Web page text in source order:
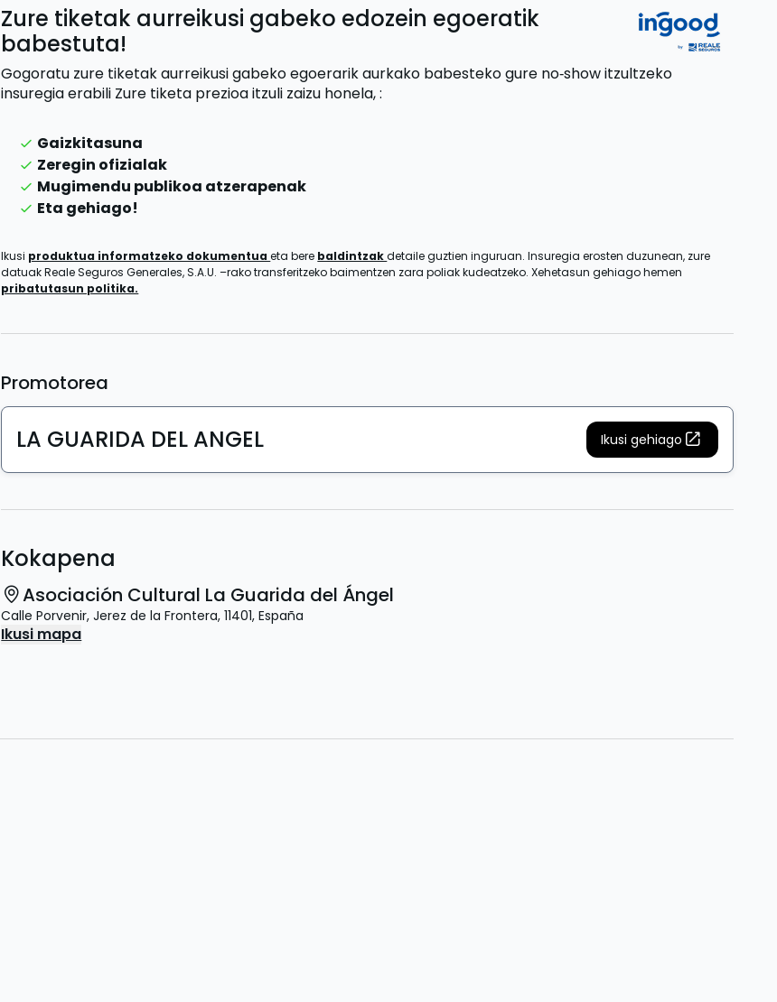
Zure tiketak aurreikusi gabeko edozein egoeratik
babestuta!
Gogoratu zure tiketak aurreikusi gabeko egoerarik aurkako babesteko gure no‑show itzultzeko
insuregia erabili Zure tiketa prezioa itzuli zaizu honela,:
Gaizkitasuna
Zeregin ofizialak
Mugimendu publikoa atzerapenak
Eta gehiago!
Ikusi produktua informatzeko dokumentuaeta bere baldintzakdetaile guztien inguruan. Insuregia erosten duzunean, zure
datuak Reale Seguros Generales, S.A.U. –rako transferitzeko baimentzen zara poliak kudeatzeko. Xehetasun gehiago hemen
pribatutasun politika.
Promotorea
LA GUARIDA DEL ANGEL Ikusi gehiago
Kokapena
Asociación Cultural La Guarida del Ángel
Calle Porvenir, Jerez de la Frontera, 11401, España
Ikusi mapa